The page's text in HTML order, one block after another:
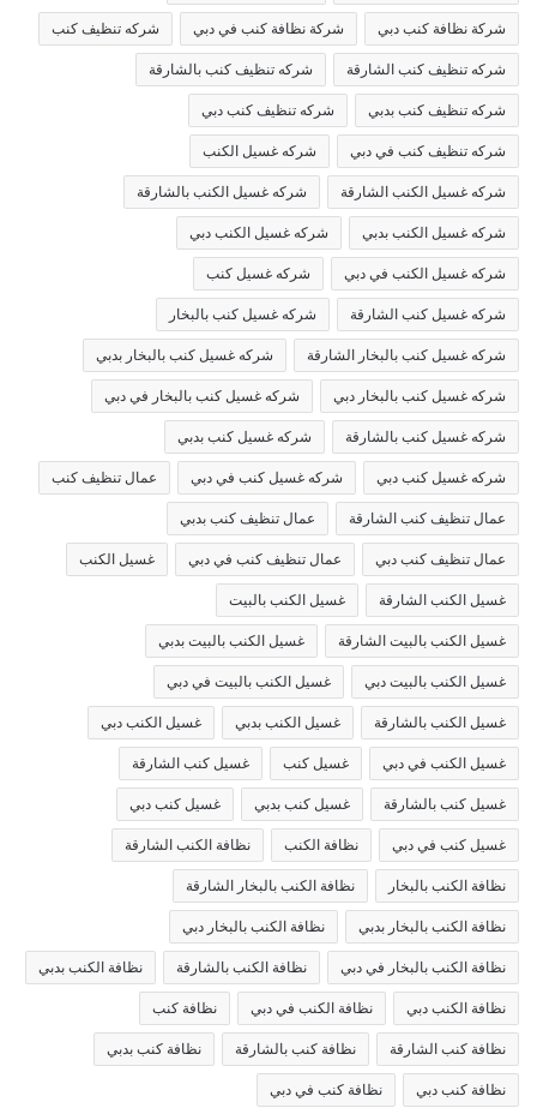
شركة نظافة كنب دبي شركة نظافة كنب في دبي شركه تنظيف كنب
شركه تنظيف كنب الشارقة شركه تنظيف كنب بالشارقة
شركه تنظيف كنب بدبي شركه تنظيف كنب دبي
شركه تنظيف كنب في دبي شركه غسيل الكنب
شركه غسيل الكنب الشارقة شركه غسيل الكنب بالشارقة
شركه غسيل الكنب بدبي شركه غسيل الكنب دبي
شركه غسيل الكنب في دبي شركه غسيل كنب
شركه غسيل كنب الشارقة شركه غسيل كنب بالبخار
شركه غسيل كنب بالبخار الشارقة شركه غسيل كنب بالبخار بدبي
شركه غسيل كنب بالبخار دبي شركه غسيل كنب بالبخار في دبي
شركه غسيل كنب بالشارقة شركه غسيل كنب بدبي
شركه غسيل كنب دبي شركه غسيل كنب في دبي عمال تنظيف كنب
عمال تنظيف كنب الشارقة عمال تنظيف كنب بدبي
عمال تنظيف كنب دبي عمال تنظيف كنب في دبي غسيل الكنب
غسيل الكنب الشارقة غسيل الكنب بالبيت
غسيل الكنب بالبيت الشارقة غسيل الكنب بالبيت بدبي
غسيل الكنب بالبيت دبي غسيل الكنب بالبيت في دبي
غسيل الكنب بالشارقة غسيل الكنب بدبي غسيل الكنب دبي
غسيل الكنب في دبي غسيل كنب غسيل كنب الشارقة
غسيل كنب بالشارقة غسيل كنب بدبي غسيل كنب دبي
غسيل كنب في دبي نظافة الكنب نظافة الكنب الشارقة
نظافة الكنب بالبخار نظافة الكنب بالبخار الشارقة
نظافة الكنب بالبخار بدبي نظافة الكنب بالبخار دبي
نظافة الكنب بالبخار في دبي نظافة الكنب بالشارقة نظافة الكنب بدبي
نظافة الكنب دبي نظافة الكنب في دبي نظافة كنب
نظافة كنب الشارقة نظافة كنب بالشارقة نظافة كنب بدبي
نظافة كنب دبي نظافة كنب في دبي